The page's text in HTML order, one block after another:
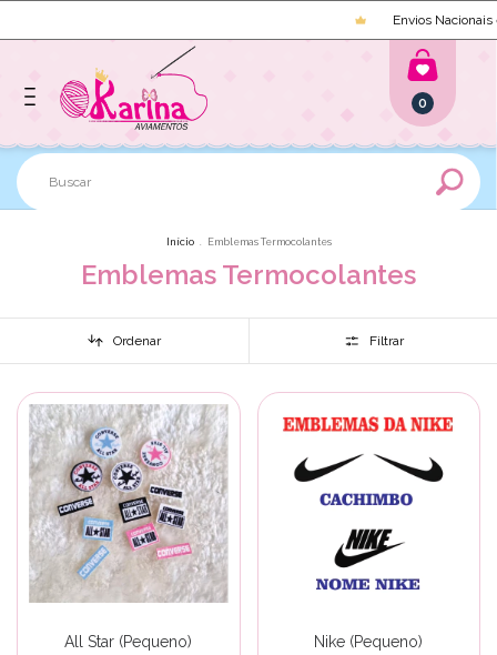
Envios Nacionais e Internacionais
0
Início . Emblemas Termocolantes
Emblemas Termocolantes
Ordenar Filtrar
All Star (Pequeno) Nike (Pequeno)